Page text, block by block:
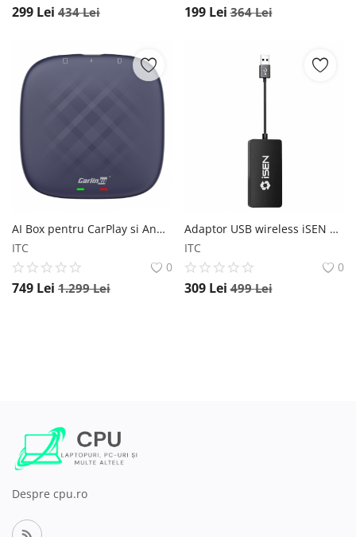
299 Lei 434Lei 199 Lei 364Lei
AI Box pentru CarPlay si Android Auto wireless CarlinKit TBox Plus Albastru, 4G, Android 13, 4GB RAM, 64GB ROM, Qualcomm OctaCore, GPS CarlinKit
ITC
0
749 Lei 1.299Lei
Adaptor USB wireless iSEN CCPA Negru, WiFi 5, Conectare prin cablu sau wireless, Kit auto integrat APK iSEN
ITC
0
309 Lei 499Lei
Despre cpu.ro